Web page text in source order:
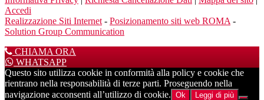
Accedi
Realizzazione Siti Internet - Posizionamento siti web ROMA -
Solution Group Communication
CHIAMA ORA
WHATSAPP
Questo sito utilizza cookie in conformità alla policy e cookie che
rientrano nella responsabilità di terze parti. Proseguendo nella
navigazione acconsenti all’utilizzo di cookie. Ok Leggi di più